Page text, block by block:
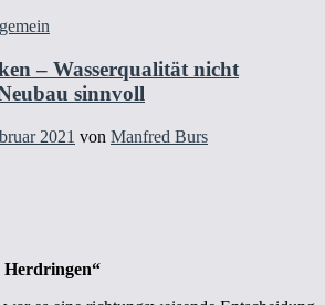
– Wasserqualität nicht
sinnvoll
2021 von Manfred Burs
Herdringen“